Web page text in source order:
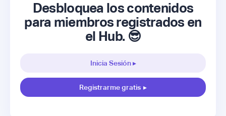
Desbloquea los contenidos
para miembros registrados en
el Hub. 😎
Inicia Sesión ▸
Registrarme gratis ▸